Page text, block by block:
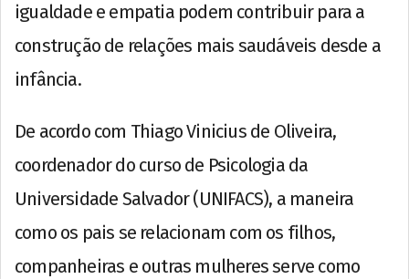
igualdade e empatia podem contribuir para a
construção de relações mais saudáveis desde a
infância.
De acordo com Thiago Vinicius de Oliveira,
coordenador do curso de Psicologia da
Universidade Salvador (UNIFACS), a maneira
como os pais se relacionam com os filhos,
companheiras e outras mulheres serve como